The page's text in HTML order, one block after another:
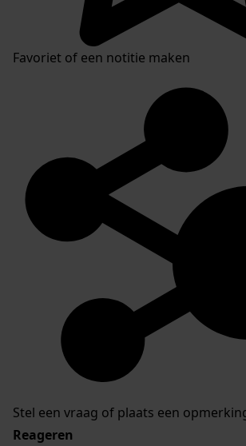
Favoriet of een notitie maken
Stel een vraag of plaats een
Reageren